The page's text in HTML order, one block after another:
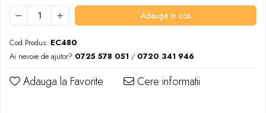
Adauga in cos
Cod Produs: EC480
Ai nevoie de ajutor? 0725 578 051 / 0720 341 946
Adauga la Favorite Cere informatii